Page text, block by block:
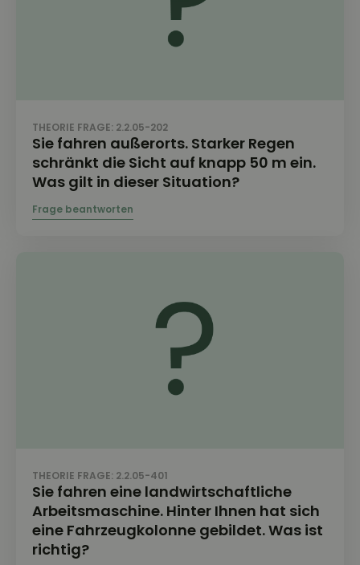
THEORIE FRAGE: 2.2.05-202
Sie fahren außerorts. Starker Regen
schränkt die Sicht auf knapp 50 m ein.
Was gilt in dieser Situation?
THEORIE FRAGE: 2.2.05-401
Sie fahren eine landwirtschaftliche
Arbeitsmaschine. Hinter Ihnen hat sich
eine Fahrzeugkolonne gebildet. Was ist
richtig?